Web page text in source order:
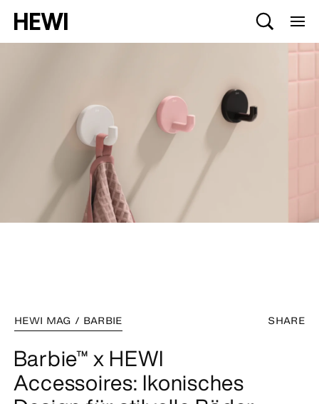
SHARE
HEWI MAG / BARBIE
Barbie™ x HEWI
Accessoires: Ikonisches